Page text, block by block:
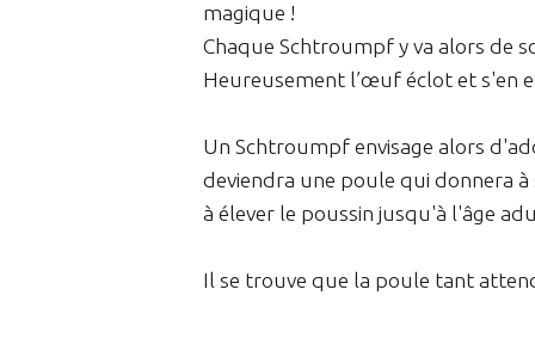
magique !
Chaque Schtroumpf y va alors de
Heureusement l’œuf éclot et s'en
Un Schtroumpf envisage alors
deviendra une poule qui donnera
à élever le poussin jusqu'à l'âge
Il se trouve que la poule tant